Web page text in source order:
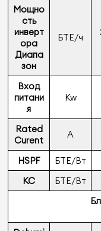
Мощно
сть
инверт
ора
Диапа
зон
БТЕ/ч
Вход
питани
я
Kw
Rated
Curent
A
HSPF БТЕ/Вт
КС
БТЕ/Вт